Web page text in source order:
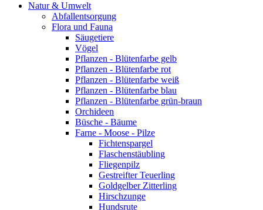
Natur & Umwelt
Abfallentsorgung
Flora und Fauna
Säugetiere
Vögel
Pflanzen - Blütenfarbe gelb
Pflanzen - Blütenfarbe rot
Pflanzen - Blütenfarbe weiß
Pflanzen - Blütenfarbe blau
Pflanzen - Blütenfarbe grün-braun
Orchideen
Büsche - Bäume
Farne - Moose - Pilze
Fichtenspargel
Flaschenstäubling
Fliegenpilz
Gestreifter Teuerling
Goldgelber Zitterling
Hirschzunge
Hundsrute